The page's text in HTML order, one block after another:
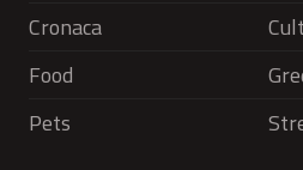
Cronaca
Food
Pets